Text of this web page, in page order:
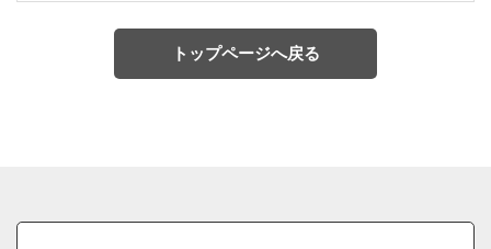
トップページへ戻る